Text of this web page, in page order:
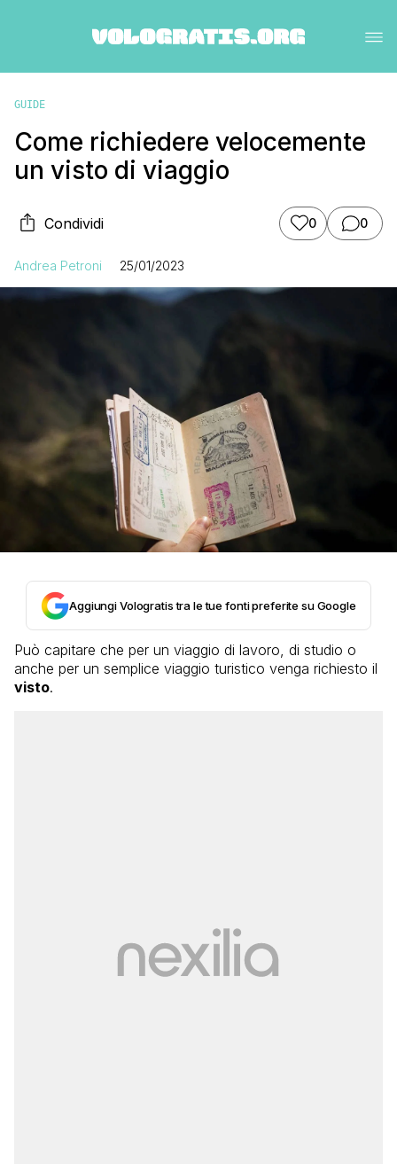
GUIDE
Come richiedere velocemente
un visto di viaggio
Condividi 0 0
Andrea Petroni 25/01/2023
Aggiungi Vologratis tra le tue fonti preferite su Google
Può capitare che per un viaggio di lavoro, di studio o
anche per un semplice viaggio turistico venga richiesto il
visto.